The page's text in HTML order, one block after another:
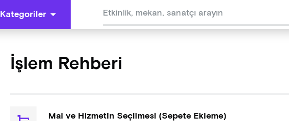
Kategoriler
İşlem Rehberi
Mal ve Hizmetin Seçilmesi (Sepete Ekleme)